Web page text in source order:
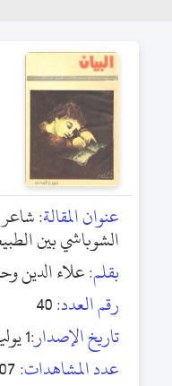
عنوان المقالة:
الشوباشي بين
بقلم:علاء الدين
رقم العدد:40
تاريخ الإصدار:1 يوليو 1969
عدد المشاهدات: